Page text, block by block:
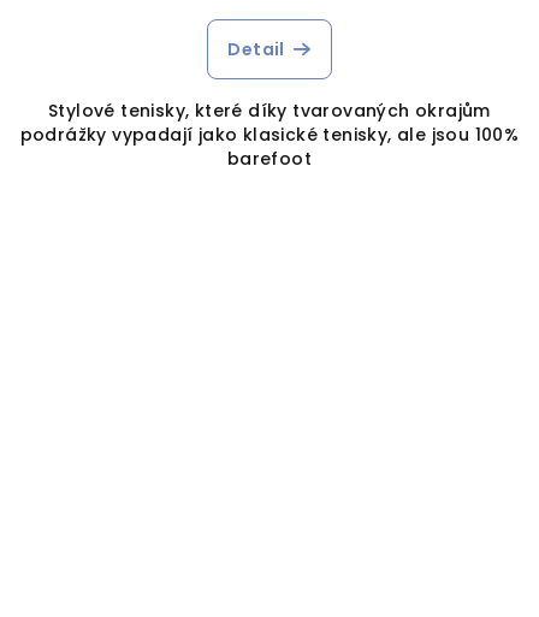
Detail
Stylové tenisky, které díky tvarovaných okrajům
podrážky vypadají jako klasické tenisky, ale jsou 100%
barefoot